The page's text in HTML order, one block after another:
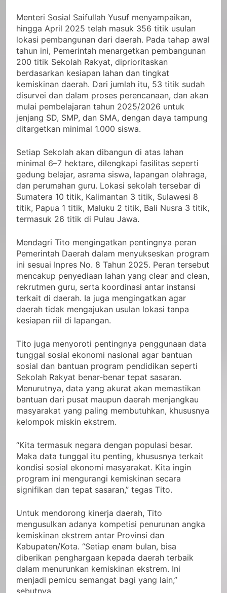
Menteri Sosial Saifullah Yusuf menyampaikan,
hingga April 2025 telah masuk 356 titik usulan
lokasi pembangunan dari daerah. Pada tahap awal
tahun ini, Pemerintah menargetkan pembangunan
200 titik Sekolah Rakyat, diprioritaskan
berdasarkan kesiapan lahan dan tingkat
kemiskinan daerah. Dari jumlah itu, 53 titik sudah
disurvei dan dalam proses perencanaan, dan akan
mulai pembelajaran tahun 2025/2026 untuk
jenjang SD, SMP, dan SMA, dengan daya tampung
ditargetkan minimal 1.000 siswa.
Setiap Sekolah akan dibangun di atas lahan
minimal 6–7 hektare, dilengkapi fasilitas seperti
gedung belajar, asrama siswa, lapangan olahraga,
dan perumahan guru. Lokasi sekolah tersebar di
Sumatera 10 titik, Kalimantan 3 titik, Sulawesi 8
titik, Papua 1 titik, Maluku 2 titik, Bali Nusra 3 titik,
termasuk 26 titik di Pulau Jawa.
Mendagri Tito mengingatkan pentingnya peran
Pemerintah Daerah dalam menyukseskan program
ini sesuai Inpres No. 8 Tahun 2025. Peran tersebut
mencakup penyediaan lahan yang clear and clean,
rekrutmen guru, serta koordinasi antar instansi
terkait di daerah. Ia juga mengingatkan agar
daerah tidak mengajukan usulan lokasi tanpa
kesiapan riil di lapangan.
Tito juga menyoroti pentingnya penggunaan data
tunggal sosial ekonomi nasional agar bantuan
sosial dan bantuan program pendidikan seperti
Sekolah Rakyat benar-benar tepat sasaran.
Menurutnya, data yang akurat akan memastikan
bantuan dari pusat maupun daerah menjangkau
masyarakat yang paling membutuhkan, khususnya
kelompok miskin ekstrem.
“Kita termasuk negara dengan populasi besar.
Maka data tunggal itu penting, khususnya terkait
kondisi sosial ekonomi masyarakat. Kita ingin
program ini mengurangi kemiskinan secara
signifikan dan tepat sasaran,” tegas Tito.
Untuk mendorong kinerja daerah, Tito
mengusulkan adanya kompetisi penurunan angka
kemiskinan ekstrem antar Provinsi dan
Kabupaten/Kota. “Setiap enam bulan, bisa
diberikan penghargaan kepada daerah terbaik
dalam menurunkan kemiskinan ekstrem. Ini
menjadi pemicu semangat bagi yang lain,”